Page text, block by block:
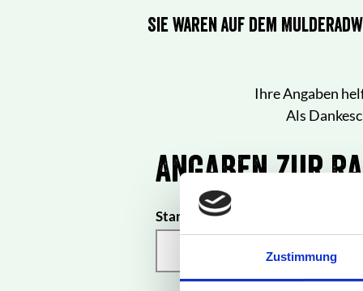
Zustimmung
Sie waren auf dem
Ihre Angaben
Als
Angaben zur
Startpunkt*